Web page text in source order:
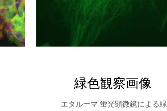
緑色観察画像
エタルーマ 蛍光顕微鏡による緑